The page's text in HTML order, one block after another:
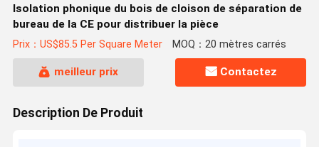
Isolation phonique du bois de cloison de séparation de
bureau de la CE pour distribuer la pièce
Prix：US$85.5 Per Square Meter MOQ：20 mètres carrés
meilleur prix Contactez
Description De Produit